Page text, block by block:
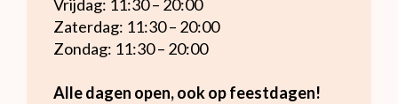
Vrijdag: 11:30 – 20:00
Zaterdag: 11:30 – 20:00
Zondag: 11:30 – 20:00
Alle dagen open, ook op feestdagen!